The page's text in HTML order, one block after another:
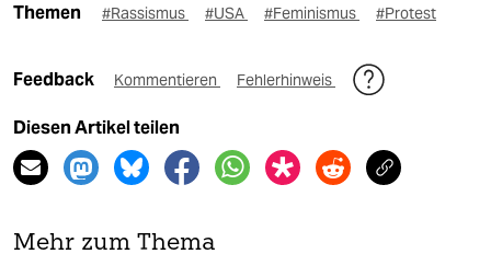
Themen #Rassismus #USA #Feminismus #Protest
Feedback Kommentieren Fehlerhinweis
Diesen Artikel teilen
Mehr zum Thema